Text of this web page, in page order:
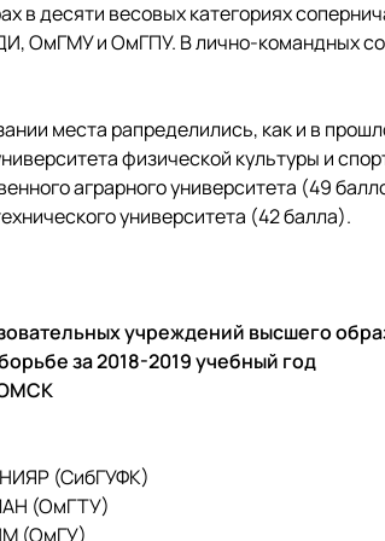
в десяти весовых категориях
ОмГМУ и ОмГПУ. В лично-командных
места рапределились, как и в
физической культуры и
аграрного университета (49
университета (42 балла).
учреждений высшего
борьбе за 2018-2019 учебный
ОМСК
(СибГУФК)
(ОмГТУ)
(ОмГУ)